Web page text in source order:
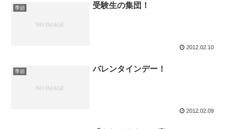
季節 受験生の集団！
2012.02.10
季節 バレンタインデー！
2012.02.09